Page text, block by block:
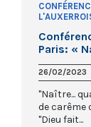
Paris: «
26/02/2023
"Naître...
de carême
"Dieu fait...